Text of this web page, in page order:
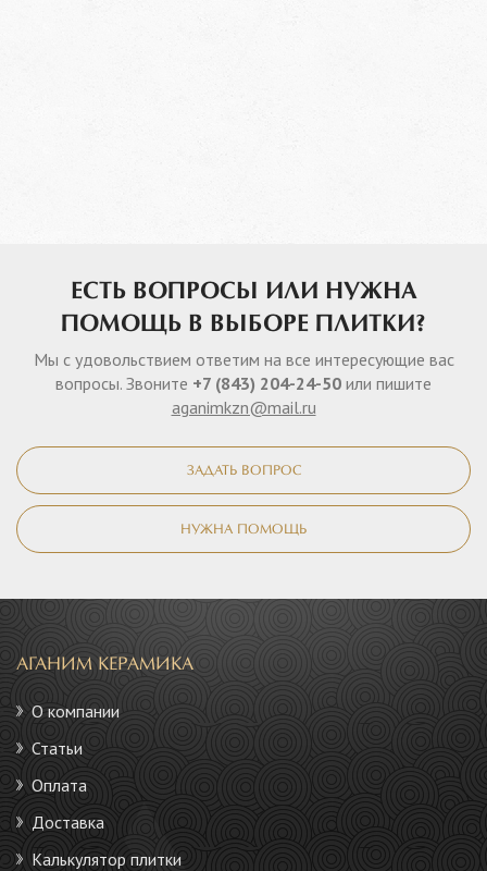
ЕСТЬ ВОПРОСЫ ИЛИ НУЖНА
ПОМОЩЬ В ВЫБОРЕ ПЛИТКИ?
Мы с удовольствием ответим на все интересующие вас
вопросы. Звоните +7 (843) 204-24-50 или пишите
aganimkzn@mail.ru
ЗАДАТЬ ВОПРОС
НУЖНА ПОМОЩЬ
АГАНИМ КЕРАМИКА
О компании
Статьи
Оплата
Доставка
Калькулятор плитки